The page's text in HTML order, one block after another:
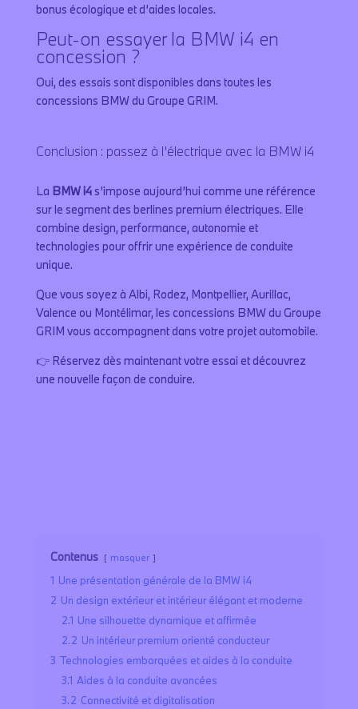
bonus écologique et d’aides locales.
Peut-on essayer la BMW i4 en
concession ?
Oui, des essais sont disponibles dans toutes les
concessions BMW du Groupe GRIM.
Conclusion : passez à l’électrique avec la BMW i4
La BMW i4s’impose aujourd’hui comme une référence
sur le segment des berlines premium électriques. Elle
combine design, performance, autonomie et
technologies pour offrir une expérience de conduite
unique.
Que vous soyez à Albi, Rodez, Montpellier, Aurillac,
Valence ou Montélimar, les concessions BMW du Groupe
GRIM vous accompagnent dans votre projet automobile.
👉 Réservez dès maintenant votre essai et découvrez
une nouvelle façon de conduire.
Contenus masquer
1 Une présentation générale de la BMW i4
2 Un design extérieur et intérieur élégant et moderne
2.1 Une silhouette dynamique et affirmée
2.2 Un intérieur premium orienté conducteur
3 Technologies embarquées et aides à la conduite
3.1 Aides à la conduite avancées
3.2 Connectivité et digitalisation